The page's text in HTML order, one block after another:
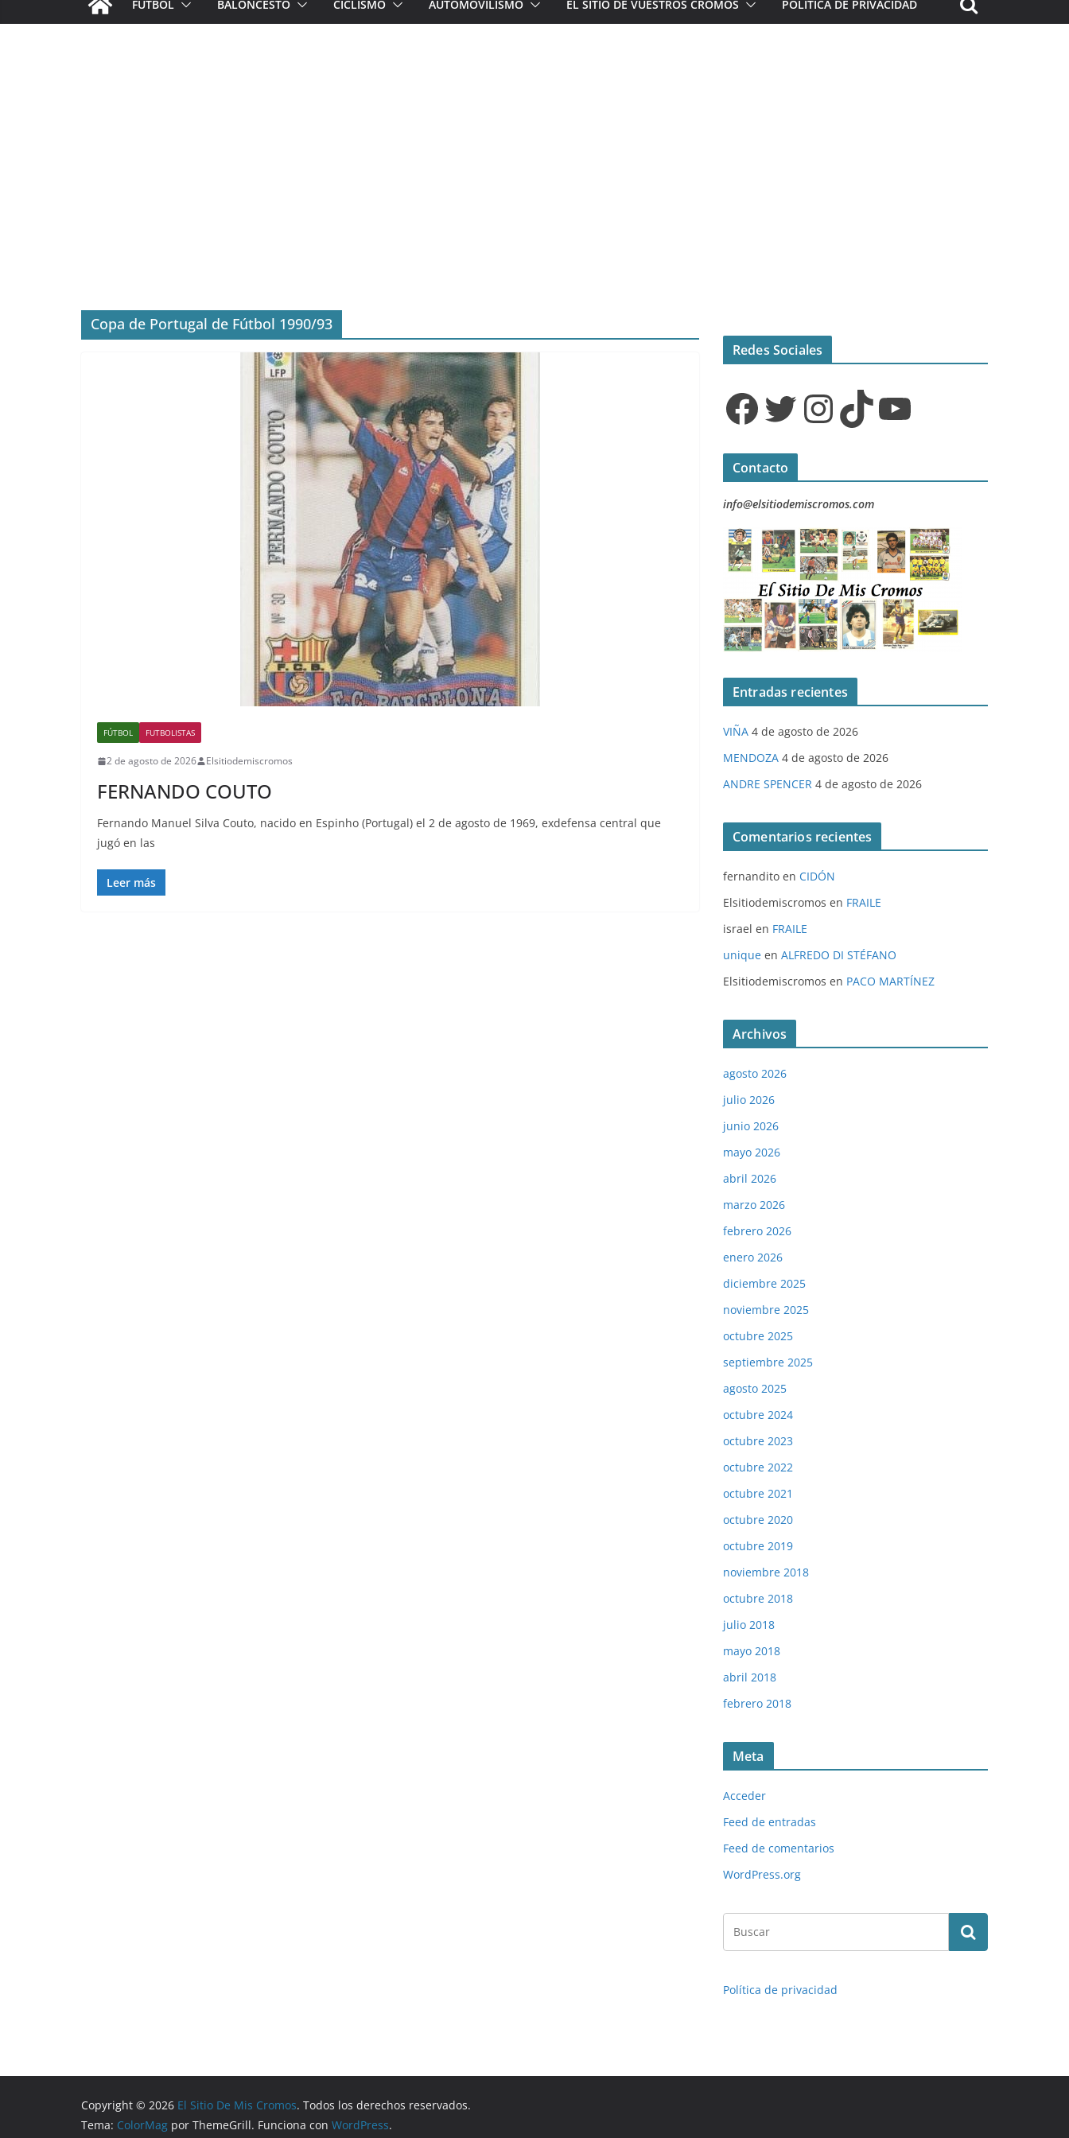
FÚTBOL BALONCESTO CICLISMO AUTOMOVILISMO EL SITIO DE VUESTROS CROMOS POLÍTICA DE PRIVACIDAD
Copa de Portugal de Fútbol 1990/93
FÚTBOL FUTBOLISTAS
2 de agosto de 2026 Elsitiodemiscromos
FERNANDO COUTO
Fernando Manuel Silva Couto, nacido en Espinho (Portugal) el 2 de agosto de 1969, exdefensa central que
jugó en las
Leer más
Redes Sociales
Facebook Twitter InstagramTikTok YouTube
Contacto
info@elsitiodemiscromos.com
Entradas recientes
VIÑA 4 de agosto de 2026
MENDOZA 4 de agosto de 2026
ANDRE SPENCER 4 de agosto de 2026
Comentarios recientes
fernandito en CIDÓN
Elsitiodemiscromos en FRAILE
israel en FRAILE
unique en ALFREDO DI STÉFANO
Elsitiodemiscromos en PACO MARTÍNEZ
Archivos
agosto 2026
julio 2026
junio 2026
mayo 2026
abril 2026
marzo 2026
febrero 2026
enero 2026
diciembre 2025
noviembre 2025
octubre 2025
septiembre 2025
agosto 2025
octubre 2024
octubre 2023
octubre 2022
octubre 2021
octubre 2020
octubre 2019
noviembre 2018
octubre 2018
julio 2018
mayo 2018
abril 2018
febrero 2018
Meta
Acceder
Feed de entradas
Feed de comentarios
WordPress.org
Política de privacidad
Copyright © 2026 El Sitio De Mis Cromos. Todos los derechos reservados.
Tema: ColorMag por ThemeGrill. Funciona con WordPress.